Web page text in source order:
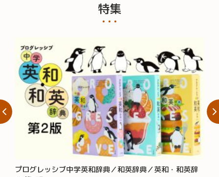
特集
プログレッシブ中学英和辞典／和英辞典／英和・和英辞